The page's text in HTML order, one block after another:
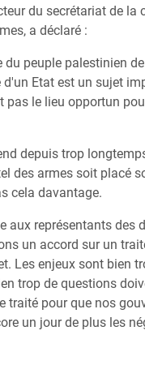
du secrétariat de la
a déclaré :
du peuple palestinien
d'un Etat est un sujet
pas le lieu opportun
depuis trop
des armes soit placé
cela davantage.
aux représentants des
un accord sur un
Les enjeux sont bien
trop de questions
traité pour que nos
un jour de plus les